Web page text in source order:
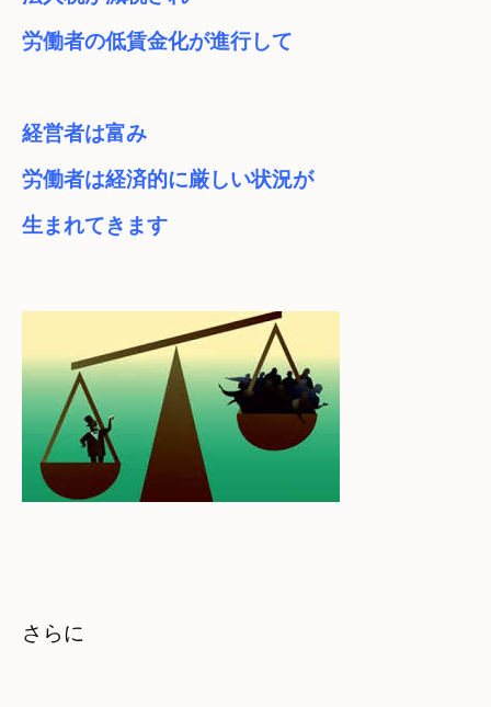
経営者は富み
労働者は経済的に厳しい状況が
生まれてきます
さらに